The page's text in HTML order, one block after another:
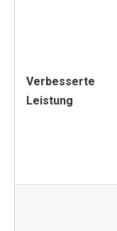
Verbesserte
Leistung